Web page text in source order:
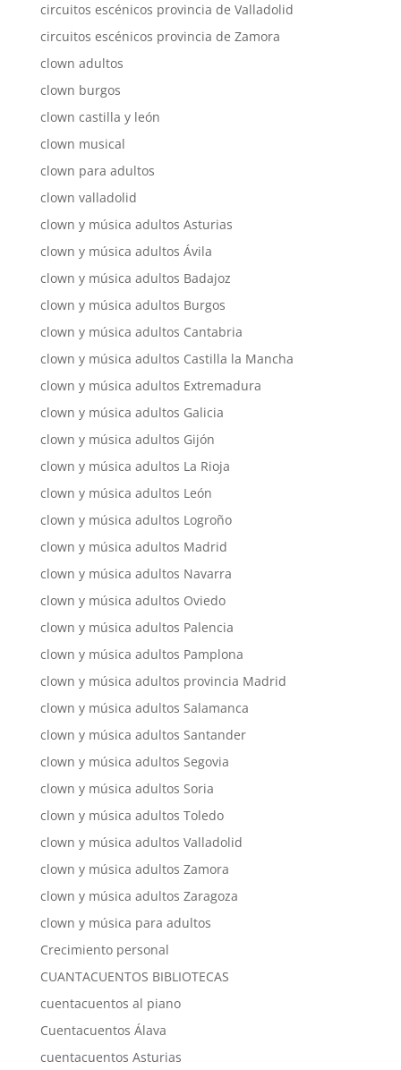
circuitos escénicos provincia de Valladolid
circuitos escénicos provincia de Zamora
clown adultos
clown burgos
clown castilla y león
clown musical
clown para adultos
clown valladolid
clown y música adultos Asturias
clown y música adultos Ávila
clown y música adultos Badajoz
clown y música adultos Burgos
clown y música adultos Cantabria
clown y música adultos Castilla la Mancha
clown y música adultos Extremadura
clown y música adultos Galicia
clown y música adultos Gijón
clown y música adultos La Rioja
clown y música adultos León
clown y música adultos Logroño
clown y música adultos Madrid
clown y música adultos Navarra
clown y música adultos Oviedo
clown y música adultos Palencia
clown y música adultos Pamplona
clown y música adultos provincia Madrid
clown y música adultos Salamanca
clown y música adultos Santander
clown y música adultos Segovia
clown y música adultos Soria
clown y música adultos Toledo
clown y música adultos Valladolid
clown y música adultos Zamora
clown y música adultos Zaragoza
clown y música para adultos
Crecimiento personal
CUANTACUENTOS BIBLIOTECAS
cuentacuentos al piano
Cuentacuentos Álava
cuentacuentos Asturias